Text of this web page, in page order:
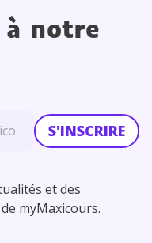
à notre
S'INSCRIRE
et des
myMaxicours.